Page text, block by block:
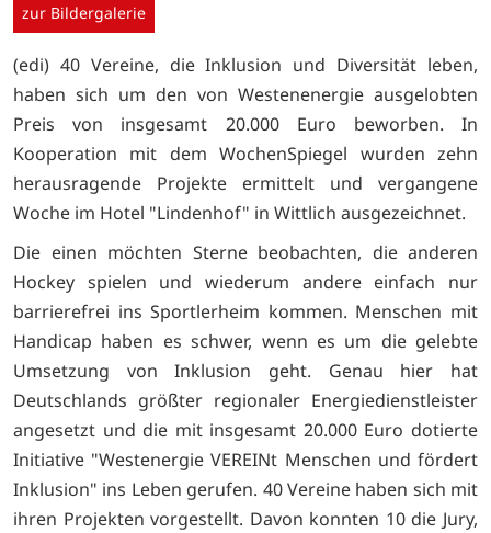
zur Bildergalerie
(edi) 40 Vereine, die Inklusion und Diversität leben,
haben sich um den von Westenenergie ausgelobten
Preis von insgesamt 20.000 Euro beworben. In
Kooperation mit dem WochenSpiegel wurden zehn
herausragende Projekte ermittelt und vergangene
Woche im Hotel "Lindenhof" in Wittlich ausgezeichnet.
Die einen möchten Sterne beobachten, die anderen
Hockey spielen und wiederum andere einfach nur
barrierefrei ins Sportlerheim kommen. Menschen mit
Handicap haben es schwer, wenn es um die gelebte
Umsetzung von Inklusion geht. Genau hier hat
Deutschlands größter regionaler Energiedienstleister
angesetzt und die mit insgesamt 20.000 Euro dotierte
Initiative "Westenergie VEREINt Menschen und fördert
Inklusion" ins Leben gerufen. 40 Vereine haben sich mit
ihren Projekten vorgestellt. Davon konnten 10 die Jury,